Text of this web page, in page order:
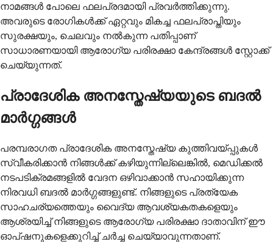
നാമങ്ങൾ പോലെ ഫലപ്രദമായി പ്രവർത്തിക്കുന്നു.
അവരുടെ രോഗികൾക്ക് ഏറ്റവും മികച്ച ഫലപ്രാപ്തിയും
സുരക്ഷയും, ചെലവും നൽകുന്ന പതിപ്പാണ്
സാധാരണയായി ആരോഗ്യ പരിരക്ഷാ കേന്ദ്രങ്ങൾ സ്റ്റോക്ക്
ചെയ്യുന്നത്.
പ്രാദേശിക അനസ്തേഷ്യയുടെ ബദൽ
മാർഗ്ഗങ്ങൾ
പരമ്പരാഗത പ്രാദേശിക അനസ്തേഷ്യ കുത്തിവയ്പ്പുകൾ
സ്വീകരിക്കാൻ നിങ്ങൾക്ക് കഴിയുന്നില്ലെങ്കിൽ, മെഡിക്കൽ
നടപടിക്രമങ്ങളിൽ വേദന ഒഴിവാക്കാൻ സഹായിക്കുന്ന
നിരവധി ബദൽ മാർഗ്ഗങ്ങളുണ്ട്. നിങ്ങളുടെ പ്രത്യേക
സാഹചര്യത്തെയും വൈദ്യ ആവശ്യകതകളെയും
ആശ്രയിച്ച് നിങ്ങളുടെ ആരോഗ്യ പരിരക്ഷാ ദാതാവിന് ഈ
ഓപ്ഷനുകളെക്കുറിച്ച് ചർച്ച ചെയ്യാവുന്നതാണ്.